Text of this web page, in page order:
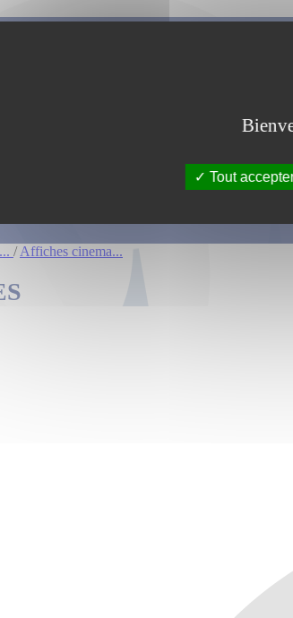
informations saisies dans ce formulaire
/ Affiches cinema...
Tout